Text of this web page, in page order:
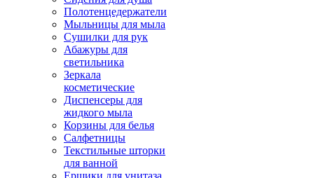
Полотенцедержатели
Мыльницы для мыла
Сушилки для рук
Абажуры для
светильника
Зеркала
косметические
Диспенсеры для
жидкого мыла
Корзины для белья
Салфетницы
Текстильные шторки
для ванной
Ершики для унитаза